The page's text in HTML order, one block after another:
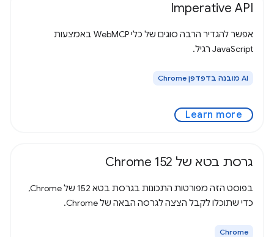
Imperative API
אפשר להגדיר הרבה סוגים של כלי WebMCP באמצעות
JavaScript רגיל.
‫AI מובנה בדפדפן Chrome
Learn more
גרסת בטא של Chrome 152
בפוסט הזה מפורטות התכונות בגרסת בטא 152 של Chrome,
כדי שתוכלו לקבל הצצה לגרסה הבאה של Chrome.
Chrome